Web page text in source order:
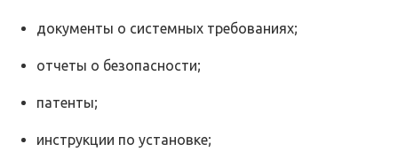
документы о системных требованиях;
отчеты о безопасности;
патенты;
инструкции по установке;